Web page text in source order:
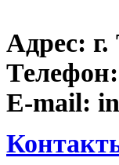
Адрес:
Телефон:
E-mail: